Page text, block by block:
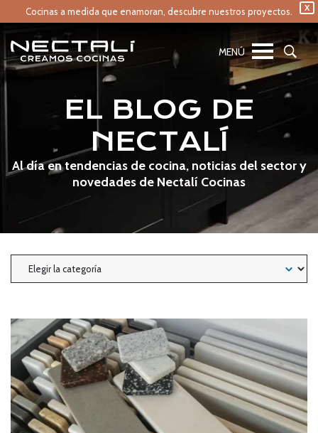
X
Cocinas a medida que enamoran, descubre nuestros proyectos.
EL BLOG DE
NECTALÍ
Al día en tendencias de cocina, noticias del sector y
novedades de Nectalí Cocinas